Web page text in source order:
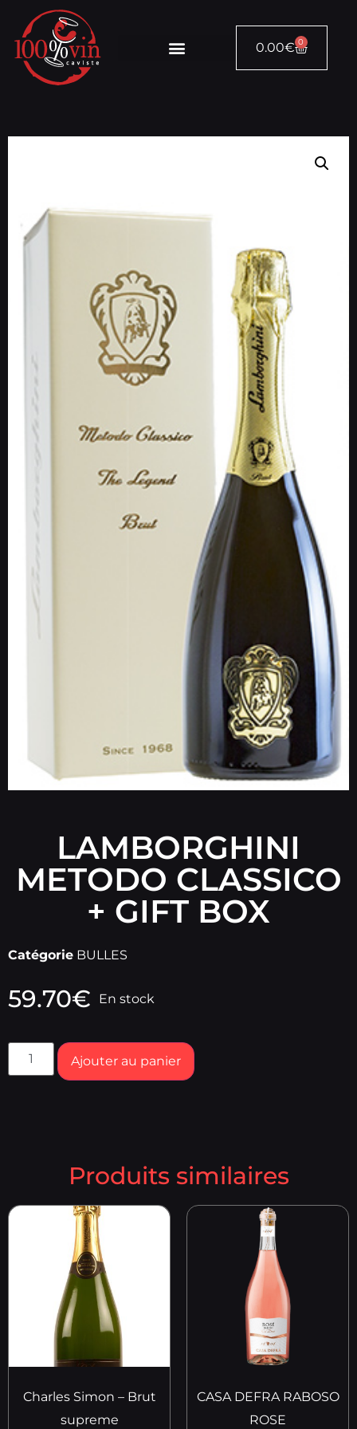
0.00€ 0
LAMBORGHINI
METODO CLASSICO
+ GIFT BOX
Catégorie BULLES
59.70€ En stock
Ajouter au panier
Produits similaires
Charles Simon – Brut
supreme
CASA DEFRA RABOSO
ROSE